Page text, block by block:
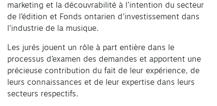
marketing et la découvrabilité à l’intention du secteur
de l’édition et Fonds ontarien d'investissement dans
l'industrie de la musique.
Les jurés jouent un rôle à part entière dans le
processus d’examen des demandes et apportent une
précieuse contribution du fait de leur expérience, de
leurs connaissances et de leur expertise dans leurs
secteurs respectifs.